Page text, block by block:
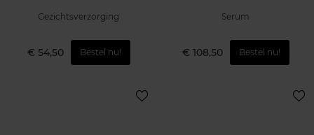
Gezichtsverzorging
€ 54,50 Bestel nu!
Serum
€ 108,50 Bestel nu!